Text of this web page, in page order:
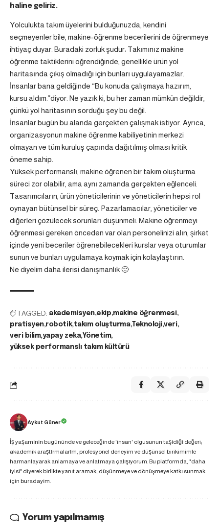
haline geliriz.
Yolculukta takım üyelerini bulduğunuzda, kendini
seçmeyenler bile, makine-öğrenme becerilerini de öğrenmeye
ihtiyaç duyar. Buradaki zorluk şudur: Takımınız makine
öğrenme taktiklerini öğrendiğinde, genellikle ürün yol
haritasında çıkış olmadığı için bunları uygulayamazlar.
İnsanlar bana geldiğinde “Bu konuda çalışmaya hazırım,
kursu aldım.”diyor. Ne yazık ki, bu her zaman mümkün değildir,
çünkü yol haritasının sorduğu şey bu değil.
İnsanlar bugün bu alanda gerçekten çalışmak istiyor. Ayrıca,
organizasyonun makine öğrenme kabiliyetinin merkezi
olmayan ve tüm kuruluş çapında dağıtılmış olması kritik
öneme sahip.
Yüksek performanslı, makine öğrenen bir takım oluşturma
süreci zor olabilir, ama aynı zamanda gerçekten eğlenceli.
Tasarımcıların, ürün yöneticilerinin ve yöneticilerin hepsi rol
oynayan bütünsel bir süreç. Pazarlamacılar, yöneticiler ve
diğerleri çözülecek sorunları düşünmeli. Makine öğrenmeyi
öğrenmesi gereken önceden var olan personelinizi alın, şirket
içinde yeni beceriler öğrenebilecekleri kurslar veya oturumlar
sunun ve bunları uygulamaya koymak için kolaylaştırın.
Ne diyelim daha ilerisi danışmanlık 🙂
TAGGED: akademisyen ekip makine öğrenmesi
pratisyen robotik takım oluşturma Teknoloji veri
veri bilim yapay zeka Yönetim
yüksek performanslı takım kültürü
Aykut Güner
İş yaşamının bugününde ve geleceğinde 'insan' olgusunun taşıdığı değeri;
akademik araştırmalarım, profesyonel deneyim ve düşünsel birikimimle
harmanlayarak anlamaya ve anlatmaya çalışıyorum. Bu platformda, "daha
iyisi" diyerek birlikte yanıt aramak, düşünmeye ve dönüşmeye katkı sunmak
için buradayım.
Yorum yapılmamış